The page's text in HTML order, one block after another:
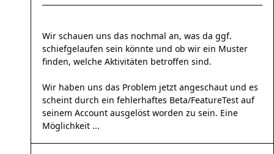
Wir schauen uns das nochmal an, was da ggf.
schiefgelaufen sein könnte und ob wir ein Muster
finden, welche Aktivitäten betroffen sind.
Wir haben uns das Problem jetzt angeschaut und es
scheint durch ein fehlerhaftes Beta/FeatureTest auf
seinem Account ausgelöst worden zu sein. Eine
Möglichkeit ...